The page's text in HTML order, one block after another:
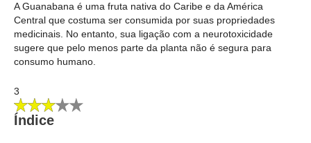
A Guanabana é uma fruta nativa do Caribe e da América
Central que costuma ser consumida por suas propriedades
medicinais. No entanto, sua ligação com a neurotoxicidade
sugere que pelo menos parte da planta não é segura para
consumo humano.
3
Índice